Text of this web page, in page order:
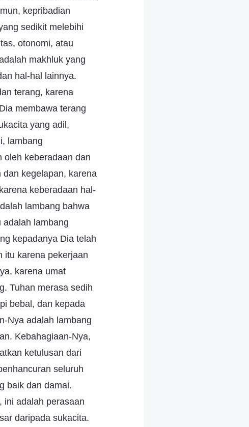
kepribadian
sedikit melebihi
otonomi, atau
makhluk yang
hal-hal lainnya.
terang, karena
membawa terang
yang adil,
lambang
oleh keberadaan dan
kegelapan, karena
keberadaan hal-
lambang bahwa
lambang
kepadanya Dia telah
itu karena pekerjaan
karena umat
Tuhan merasa sedih
bebal, dan kepada
Nya adalah lambang
Kebahagiaan-Nya,
ketulusan dari
seluruh
baik dan damai.
ini adalah perasaan
daripada sukacita.